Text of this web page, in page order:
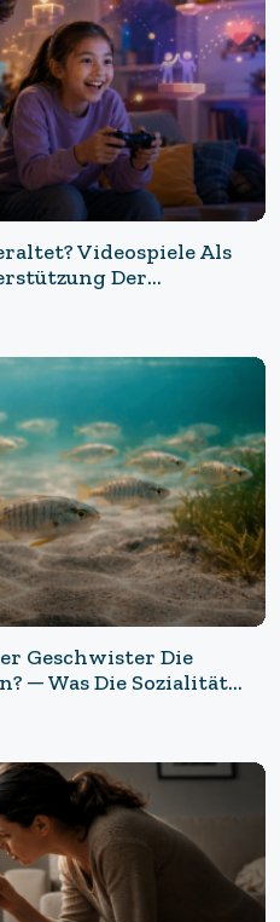
Videospiele Als
Der
Lernens
Geschwister Die
─ Was Die Sozialität
Von "Gruppen In